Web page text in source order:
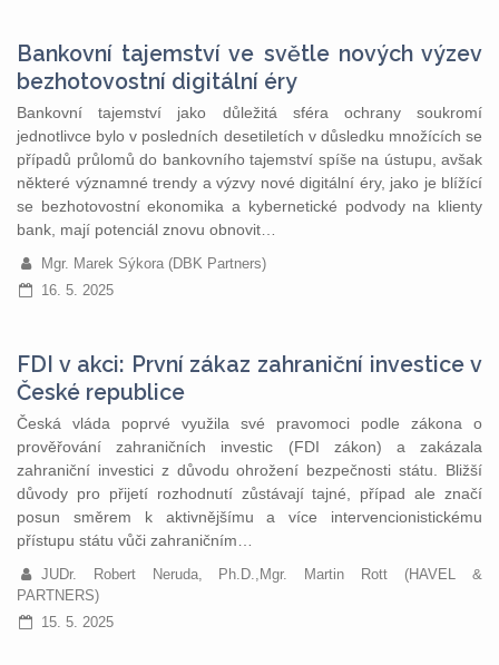
Bankovní tajemství ve světle nových výzev
bezhotovostní digitální éry
Bankovní tajemství jako důležitá sféra ochrany soukromí
jednotlivce bylo v posledních desetiletích v důsledku množících se
případů průlomů do bankovního tajemství spíše na ústupu, avšak
některé významné trendy a výzvy nové digitální éry, jako je blížící
se bezhotovostní ekonomika a kybernetické podvody na klienty
bank, mají potenciál znovu obnovit…
Mgr. Marek Sýkora (DBK Partners)
16. 5. 2025
FDI v akci: První zákaz zahraniční investice v
České republice
Česká vláda poprvé využila své pravomoci podle zákona o
prověřování zahraničních investic (FDI zákon) a zakázala
zahraniční investici z důvodu ohrožení bezpečnosti státu. Bližší
důvody pro přijetí rozhodnutí zůstávají tajné, případ ale značí
posun směrem k aktivnějšímu a více intervencionistickému
přístupu státu vůči zahraničním…
JUDr. Robert Neruda, Ph.D.,Mgr. Martin Rott (HAVEL &
PARTNERS)
15. 5. 2025